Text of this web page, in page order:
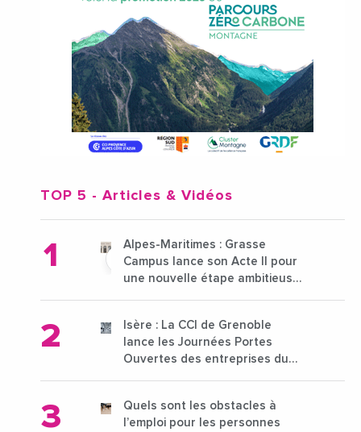
TOP 5 - Articles & Vidéos
Alpes-Maritimes : Grasse
Campus lance son Acte II pour
une nouvelle étape ambitieuse
Isère : La CCI de Grenoble
lance les Journées Portes
Ouvertes des entreprises du
Quels sont les obstacles à
l’emploi pour les personnes